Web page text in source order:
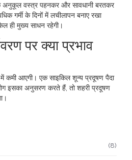
अनुकूल वस्त्र पहनकर और सावधानी बरतकर
गर्मी के दिनों में लचीलापन बनाए रखा
ही मुख्य साधन रहेगी।
पर क्या प्रभाव
कमी आएगी। एक साइकिल शून्य प्रदूषण पैदा
इसका अनुसरण करते हैं, तो शहरी प्रदूषण
(8)